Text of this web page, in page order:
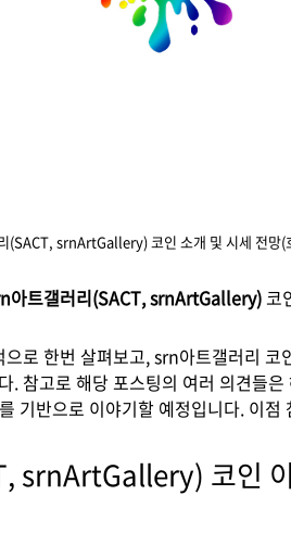
(SACT, srnArtGallery) 코인 소개 및 시세 전망(
아트갤러리(SACT, srnArtGallery)코
로 한번 살펴보고, srn아트갤러리 코
. 참고로 해당 포스팅의 여러 의견들
기반으로 이야기할 예정입니다. 이점
srnArtGallery) 코인